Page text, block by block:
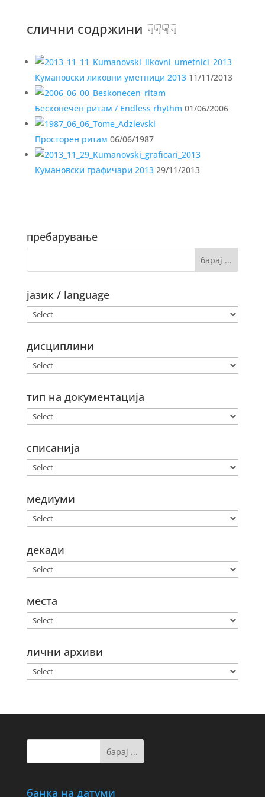
слични содржини ☟☟☟☟
Кумановски ликовни уметници 201311/11/2013
Бесконечен ритам / Endless rhythm 01/06/2006
Просторен ритам 06/06/1987
Кумановски графичари 201329/11/2013
пребарување
јазик / language
дисциплини
тип на документација
списанија
медиуми
декади
места
лични архиви
банка на датуми